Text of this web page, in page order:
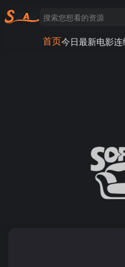
首页今日最新电影连